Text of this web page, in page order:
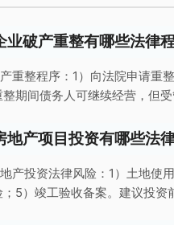
业破产重整有哪些法律
重整程序：1）向法院申请重
期间债务人可继续经营，但受
地产项目投资有哪些法
产投资法律风险：1）土地使
5）竣工验收备案。建议投资